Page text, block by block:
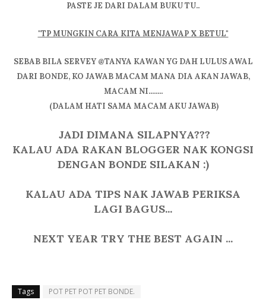
PASTE JE DARI DALAM BUKU TU..
"TP MUNGKIN CARA KITA MENJAWAP X BETUL"
SEBAB BILA SERVEY @TANYA KAWAN YG DAH LULUS AWAL
DARI BONDE, KO JAWAB MACAM MANA DIA AKAN JAWAB,
MACAM NI........
(DALAM HATI SAMA MACAM AKU JAWAB)
JADI DIMANA SILAPNYA???
KALAU ADA RAKAN BLOGGER NAK KONGSI
DENGAN BONDE SILAKAN :)
KALAU ADA TIPS NAK JAWAB PERIKSA
LAGI BAGUS...
NEXT YEAR TRY THE BEST AGAIN ...
Tags POT PET POT PET BONDE.